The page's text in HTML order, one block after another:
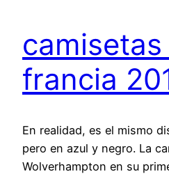
francia
En realidad, es el mismo
pero en azul y negro. La
Wolverhampton en su